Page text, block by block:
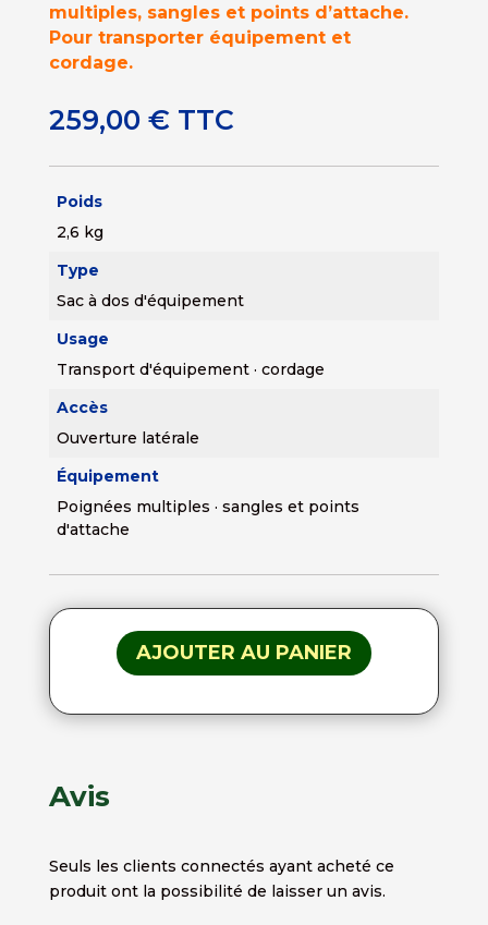
multiples, sangles et points d’attache.
Pour transporter équipement et
cordage.
259,00 € TTC
Poids
2,6 kg
Type
Sac à dos d'équipement
Usage
Transport d'équipement · cordage
Accès
Ouverture latérale
Équipement
Poignées multiples · sangles et points
d'attache
AJOUTER AU PANIER
Avis
Seuls les clients connectés ayant acheté ce
produit ont la possibilité de laisser un avis.